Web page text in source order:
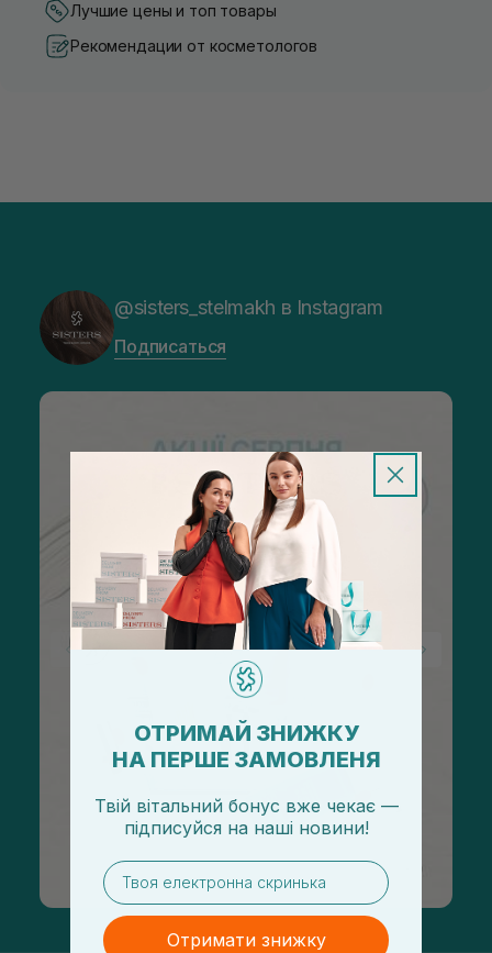
Лучшие цены и топ товары
Рекомендации от косметологов
@sisters_stelmakh в Instagram
Подписаться
ОТРИМАЙ ЗНИЖКУ
НА ПЕРШЕ ЗАМОВЛЕНЯ
Твій вітальний бонус вже чекає —
підписуйся на наші новини!
email
Отримати знижку